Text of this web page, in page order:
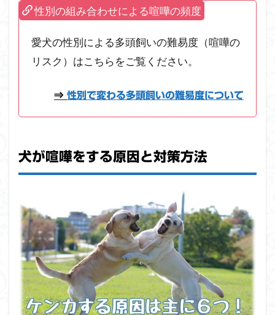
性別の組み合わせによる喧嘩の頻度
愛犬の性別による多頭飼いの難易度（喧嘩の
リスク）はこちらをご覧ください。
⇒ 性別で変わる多頭飼いの難易度について
犬が喧嘩をする原因と対策方法